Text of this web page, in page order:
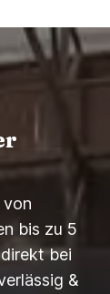
von
bis zu 5
bei
&